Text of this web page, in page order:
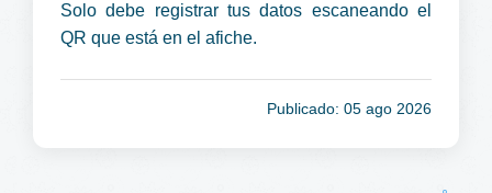
Solo debe registrar tus datos escaneando el
QR que está en el afiche.
Publicado: 05 ago 2026